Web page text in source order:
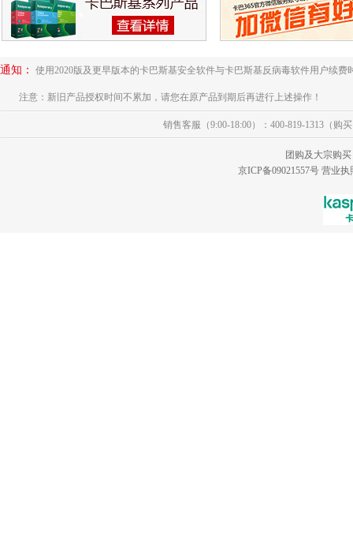
通知： 使用2020版及更早版本的卡巴斯基安全软件与卡巴斯基反病毒软件用户续
注意：新旧产品授权时间不累加，请您在原产品到期后再进行上述操作！
销售客服（9:00-18:00）：400-819-1313（购
团购及大宗购买
京ICP备09021557号 营业执